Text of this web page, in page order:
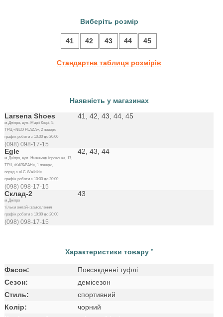
Виберіть розмір
41 42 43 44 45
Стандартна таблиця розмірів
Наявність у магазинах
Larsena Shoes
м.Дніпро, вул. Марії Кюрі, 5,
ТРЦ «NEO PLAZA», 2 поверх
графік роботи з 10:00 до 20:00
(098) 098-17-15
41, 42, 43, 44, 45
Egle
м.Дніпро, вул. Нижньодніпровська, 17,
ТРЦ «КАРАВАН», 1 поверх,
поряд з «LC Waikiki»
графік роботи з 10:00 до 20:00
(098) 098-17-15
42, 43, 44
Склад-2
м.Дніпро
тільки онлайн замовлення
графік роботи з 10:00 до 20:00
(098) 098-17-15
43
Характеристики товару *
Фасон:
Повсякденні туфлі
Сезон:
демісезон
Стиль:
спортивний
Колір:
чорний